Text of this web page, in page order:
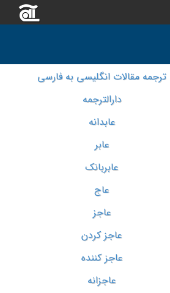
ترجمه مقالات انگلیسی به فارسی
دارالترجمه
عابدانه
عابر
عابربانک
عاج
عاجز
عاجز کردن
عاجز کننده
عاجزانه